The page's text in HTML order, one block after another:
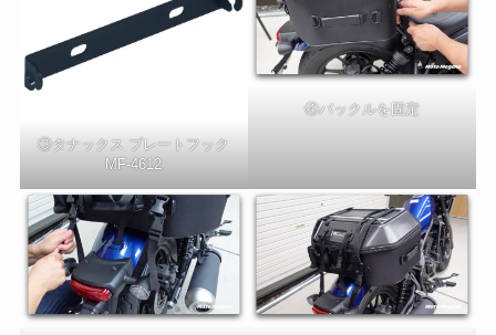
③タナックス プレートフック
MF-4612
④バックルを固定